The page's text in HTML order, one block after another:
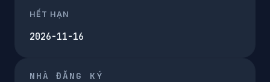
HẾT HẠN
2026-11-16
NHÀ ĐĂNG KÝ